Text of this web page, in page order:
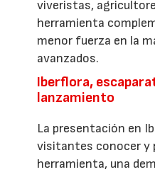
viveristas,
herramienta
menor fuerza en la
avanzados.
Iberflora,
lanzamiento
La presentación en
visitantes conocer y
herramienta, una